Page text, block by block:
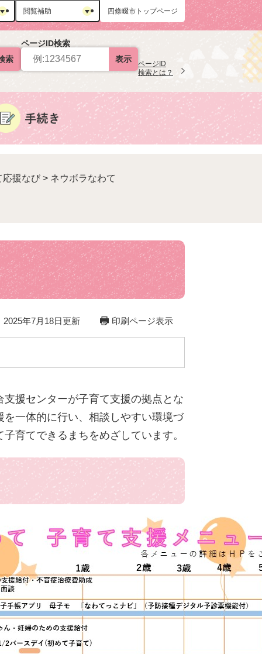
閲覧補助 四條畷市トップページ
索
ページID検索
ページID
検索とは？
表示
応援なび > ネウボラなわて
2025年7月18日更新 印刷ページ表示
援センターが子育て支援の拠点とな
一体的に行い、相談しやすい環境づ
育てできるまちをめざしています。